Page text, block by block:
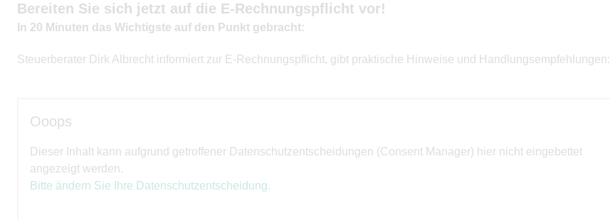
Bereiten Sie sich jetzt auf die E-Rechnungspflicht vor!
In 20 Minuten das Wichtigste auf den Punkt gebracht:
Steuerberater Dirk Albrecht informiert zur E-Rechnungspflicht, gibt praktische Hinweise und Handlungsempfehlungen:
Ooops
Dieser Inhalt kann aufgrund getroffener Datenschutzentscheidungen (Consent Manager) hier nicht eingebettet
angezeigt werden.
Bitte ändern Sie Ihre Datenschutzentscheidung.